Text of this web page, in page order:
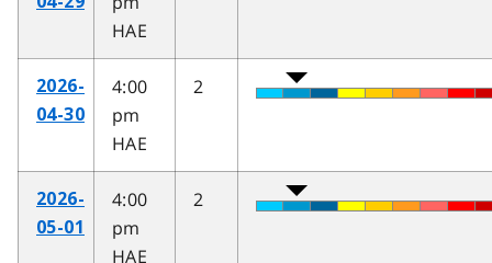
HAE
2026-
04-30
4:00
pm
HAE
2
2026-
05-01
4:00
pm
HAE
2